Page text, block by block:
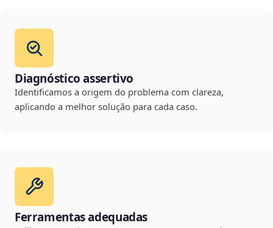
Diagnóstico assertivo
Identificamos a origem do problema com clareza,
aplicando a melhor solução para cada caso.
Ferramentas adequadas